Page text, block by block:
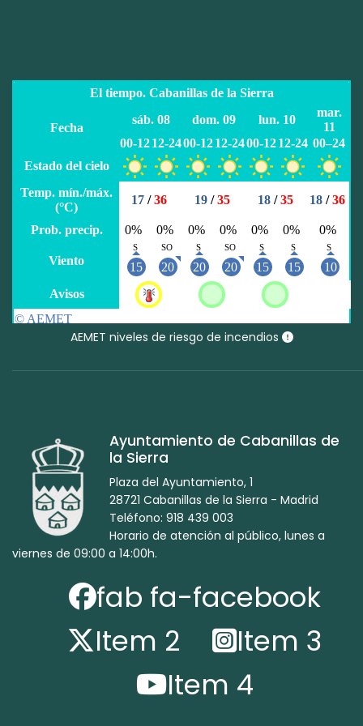
AEMET niveles de riesgo de incendios
Ayuntamiento de Cabanillas de
la Sierra
Plaza del Ayuntamiento, 1
28721 Cabanillas de la Sierra - Madrid
Teléfono: 918 439 003
Horario de atención al público, lunes a
viernes de 09:00 a 14:00h.
fab fa-facebook
Item 2
Item 3
Item 4